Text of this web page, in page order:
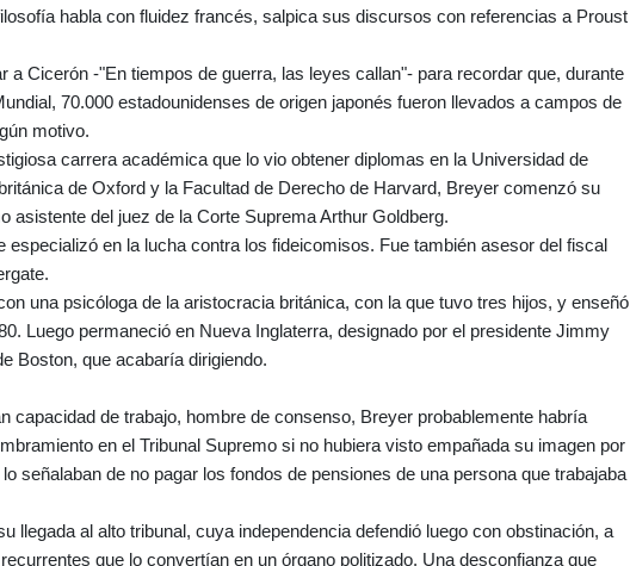
habla con fluidez francés, salpica sus discursos con referencias a Proust
a Cicerón -"En tiempos de guerra, las leyes callan"- para recordar que, durante
70.000 estadounidenses de origen japonés fueron llevados a campos de
motivo.
carrera académica que lo vio obtener diplomas en la Universidad de
de Oxford y la Facultad de Derecho de Harvard, Breyer comenzó su
asistente del juez de la Corte Suprema Arthur Goldberg.
especializó en la lucha contra los fideicomisos. Fue también asesor del fiscal
una psicóloga de la aristocracia británica, con la que tuvo tres hijos, y enseñó
Luego permaneció en Nueva Inglaterra, designado por el presidente Jimmy
Boston, que acabaría dirigiendo.
capacidad de trabajo, hombre de consenso, Breyer probablemente habría
en el Tribunal Supremo si no hubiera visto empañada su imagen por
señalaban de no pagar los fondos de pensiones de una persona que trabajaba
llegada al alto tribunal, cuya independencia defendió luego con obstinación, a
que lo convertían en un órgano politizado. Una desconfianza que